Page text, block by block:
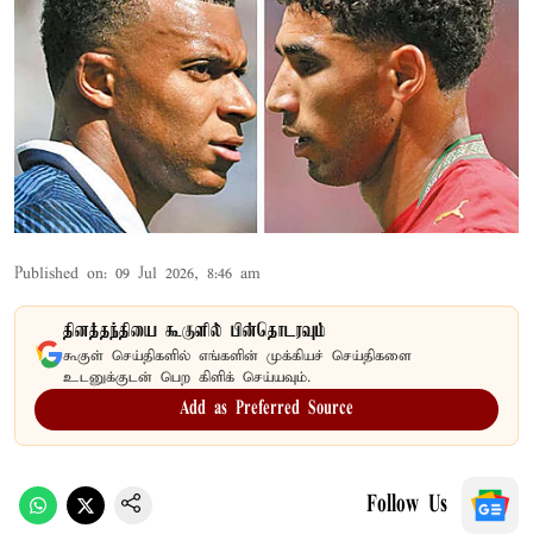
Published on: 09 Jul 2026, 8:46 am
தினத்தந்தியை கூகுளில் பின்தொடரவும்
கூகுள் செய்திகளில் எங்களின் முக்கியச் செய்திகளை
உடனுக்குடன் பெற கிளிக் செய்யவும்.
Add as Preferred Source
Follow Us